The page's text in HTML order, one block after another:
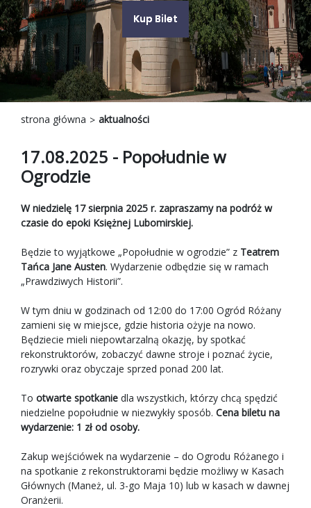
Kup Bilet
strona główna aktualności
17.08.2025 - Popołudnie w
Ogrodzie
W niedzielę 17 sierpnia 2025 r. zapraszamy na podróż w
czasie do epoki Księżnej Lubomirskiej.
Będzie to wyjątkowe „Popołudnie w ogrodzie” z Teatrem
Tańca Jane Austen. Wydarzenie odbędzie się w ramach
„Prawdziwych Historii”.
W tym dniu w godzinach od 12:00 do 17:00 Ogród Różany
zamieni się w miejsce, gdzie historia ożyje na nowo.
Będziecie mieli niepowtarzalną okazję, by spotkać
rekonstruktorów, zobaczyć dawne stroje i poznać życie,
rozrywki oraz obyczaje sprzed ponad 200 lat.
To otwarte spotkanie dla wszystkich, którzy chcą spędzić
niedzielne popołudnie w niezwykły sposób. Cena biletu na
wydarzenie: 1 zł od osoby.
Zakup wejściówek na wydarzenie – do Ogrodu Różanego i
na spotkanie z rekonstruktorami będzie możliwy w Kasach
Głównych (Maneż, ul. 3-go Maja 10) lub w kasach w dawnej
Oranżerii.